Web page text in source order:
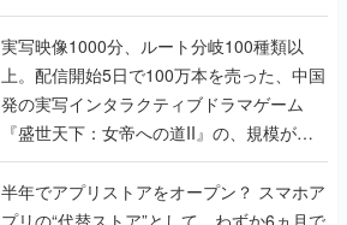
『TATSUJIN EXTREME』で初タッグを組
んだレジェンド2人に訊く開発秘話
実写映像1000分、ルート分岐100種類以
上。配信開始5日で100万本を売った、中国
発の実写インタラクティブドラマゲーム
『盛世天下：女帝への道II』の、規模が違
うこだわりをプロデューサーに聞いた
半年でアプリストアをオープン？ スマホア
プリの“代替ストア”として、わずか6ヵ月で